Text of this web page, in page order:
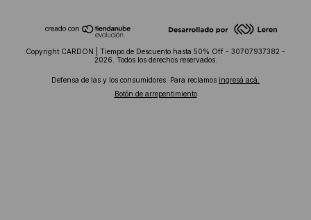
Copyright CARDON | Tiempo de Descuento hasta 50% Off - 30707937382 -
2026. Todos los derechos reservados.
Defensa de las y los consumidores. Para reclamos ingresá acá.
Botón de arrepentimiento